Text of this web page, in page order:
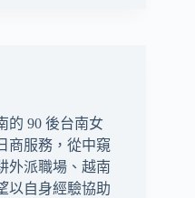
的 90 後台南女
商服務，從中窺
外派職場、越南
以自身經驗協助